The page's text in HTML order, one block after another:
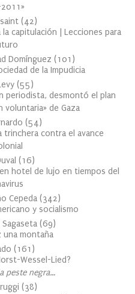
(42)
capitulación | Lecciones para
Domínguez (101 )
de la Impudicia
(55)
periodista, desmontó el plan
voluntaria» de Gaza
(54)
trinchera contra el avance
(16)
hotel de lujo en tiempos del
Cepeda (342)
y socialismo
(69)
una montaña
(161 )
Wessel-Lied?
peste negra…
(38)